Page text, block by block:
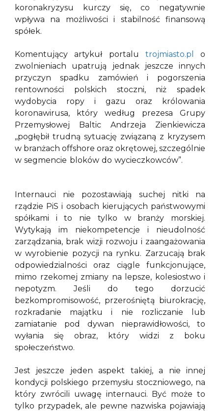
koronakryzysu kurczy się, co negatywnie
wpływa na możliwości i stabilność finansową
spółek.
Komentujący artykuł portalu trojmiasto.pl
o
zwolnieniach upatrują jednak jeszcze innych
przyczyn spadku zamówień i pogorszenia
rentowności polskich stoczni, niż spadek
wydobycia ropy i gazu oraz królowania
koronawirusa, który według prezesa Grupy
Przemysłowej Baltic Andrzeja Zienkiewicza
,,pogłębił trudną sytuację związaną z kryzysem
w branżach offshore oraz okrętowej, szczególnie
w segmencie bloków do wycieczkowców”.
Internauci nie pozostawiają suchej nitki na
rządzie PiS i osobach kierujących państwowymi
spółkami i to nie tylko w branży morskiej.
Wytykają im niekompetencje i nieudolność
zarządzania, brak wizji rozwoju i zaangażowania
w wyrobienie pozycji na rynku. Zarzucają brak
odpowiedzialności oraz ciągle funkcjonujące,
mimo rzekomej zmiany na lepsze, kolesiostwo i
nepotyzm. Jeśli do tego dorzucić
bezkompromisowość, przerośniętą biurokrację,
rozkradanie majątku i nie rozliczanie lub
zamiatanie pod dywan nieprawidłowości, to
wyłania się obraz, który widzi z boku
społeczeństwo.
Jest jeszcze jeden aspekt takiej, a nie innej
kondycji polskiego przemysłu stoczniowego, na
który zwrócili uwagę internauci. Być może to
tylko przypadek, ale pewne nazwiska pojawiają